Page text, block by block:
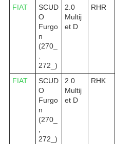
FIAT
SCUD
O
Furgo
n
(270_
272_)
2.0
Multij
et D
RHR
FIAT
SCUD
O
Furgo
n
(270_
272_)
2.0
Multij
et D
RHK